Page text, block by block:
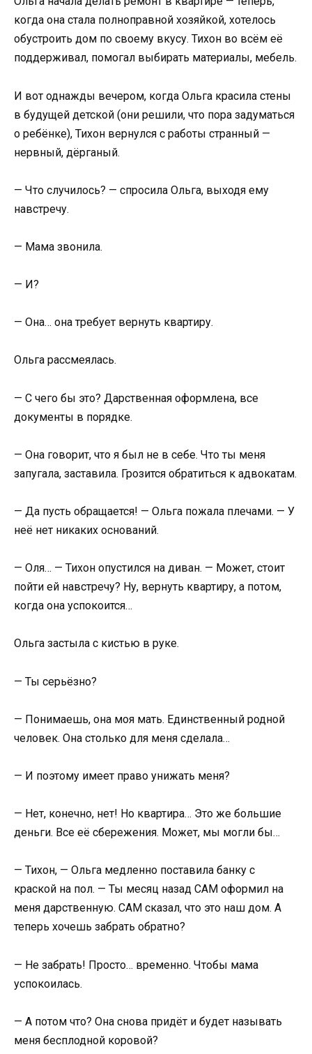
когда она стала полноправной хозяйкой, хотелось
обустроить дом по своему вкусу. Тихон во всём её
поддерживал, помогал выбирать материалы, мебель.
И вот однажды вечером, когда Ольга красила стены
в будущей детской (они решили, что пора задуматься
о ребёнке), Тихон вернулся с работы странный —
нервный, дёрганый.
— Что случилось? — спросила Ольга, выходя ему
навстречу.
— Мама звонила.
— И?
— Она… она требует вернуть квартиру.
Ольга рассмеялась.
— С чего бы это? Дарственная оформлена, все
документы в порядке.
— Она говорит, что я был не в себе. Что ты меня
запугала, заставила. Грозится обратиться к адвокатам.
— Да пусть обращается! — Ольга пожала плечами. — У
неё нет никаких оснований.
— Оля… — Тихон опустился на диван. — Может, стоит
пойти ей навстречу? Ну, вернуть квартиру, а потом,
когда она успокоится…
Ольга застыла с кистью в руке.
— Ты серьёзно?
— Понимаешь, она моя мать. Единственный родной
человек. Она столько для меня сделала…
— И поэтому имеет право унижать меня?
— Нет, конечно, нет! Но квартира… Это же большие
деньги. Все её сбережения. Может, мы могли бы…
— Тихон, — Ольга медленно поставила банку с
краской на пол. — Ты месяц назад САМ оформил на
меня дарственную. САМ сказал, что это наш дом. А
теперь хочешь забрать обратно?
— Не забрать! Просто… временно. Чтобы мама
успокоилась.
— А потом что? Она снова придёт и будет называть
меня бесплодной коровой?